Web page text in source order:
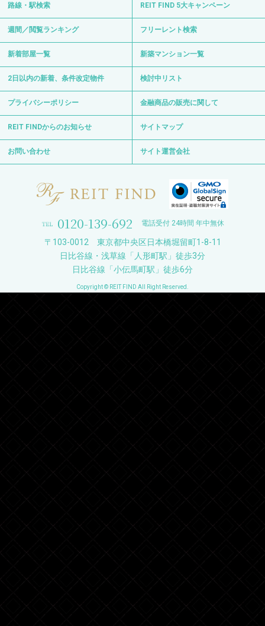
路線・駅検索 REIT FIND 5大キャンペーン
週間／閲覧ランキング フリーレント検索
新着部屋一覧 新築マンション一覧
2日以内の新着、条件改定物件 検討中リスト
プライバシーポリシー 金融商品の販売に関して
REIT FINDからのお知らせ サイトマップ
お問い合わせ サイト運営会社
0120-139-692 電話受付 24時間 年中無休
〒103-0012 東京都中央区日本橋堀留町1-8-11
日比谷線・浅草線「人形町駅」徒歩3分
日比谷線「小伝馬町駅」徒歩6分
Copyright © REIT FIND All Right Reserved.